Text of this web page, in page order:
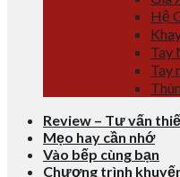
Hệ
Tay
Tay
Review – Tư vấn
Mẹo hay cần nhớ
Vào bếp cùng bạn
Chương trình